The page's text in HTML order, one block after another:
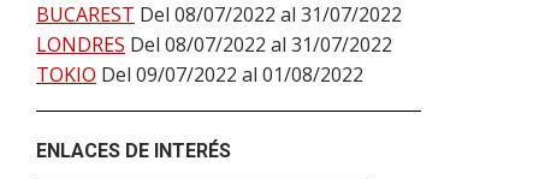
BUCAREST Del 08/07/2022 al 31/07/2022
LONDRES Del 08/07/2022 al 31/07/2022
TOKIO Del 09/07/2022 al 01/08/2022
ENLACES DE INTERÉS